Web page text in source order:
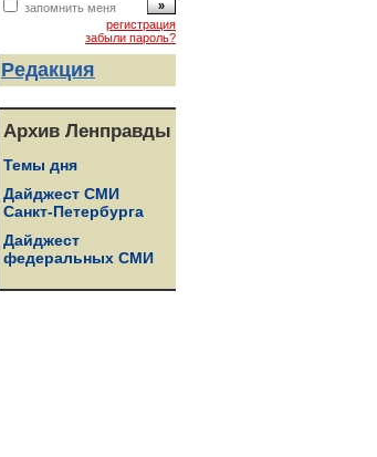
запомнить меня
регистрация
забыли пароль?
Редакция
Архив Ленправды
Темы дня
Дайджест СМИ
Санкт-Петербурга
Дайджест
федеральных СМИ